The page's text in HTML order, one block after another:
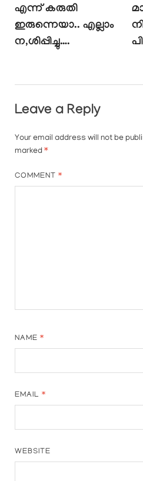
എന്ന് കരുതി
ഇരുന്നെയാ.. എല്ലാം
ന,ശിപ്പിച്ചു….
Leave a Reply
Your email address will not be
marked *
COMMENT*
NAME*
EMAIL*
WEBSITE